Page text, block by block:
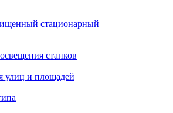
стационарный
станков
улиц и площадей